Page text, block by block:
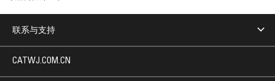
联系与支持
CATWJ.COM.CN